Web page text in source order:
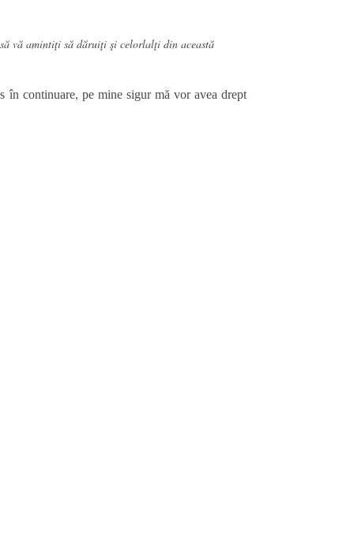
vă amintiţi să dăruiţi şi celorlalţi din această
în continuare, pe mine sigur mă vor avea drept